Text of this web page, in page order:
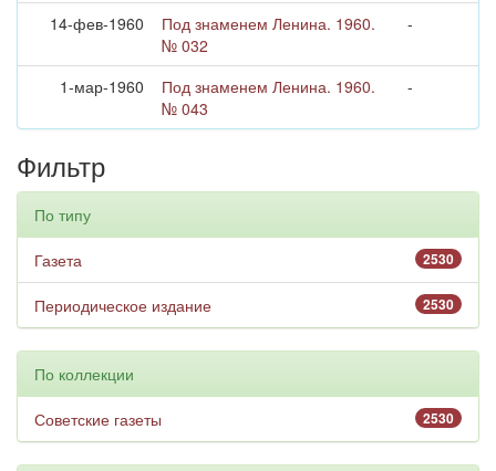
14-фев-1960
Под знаменем Ленина. 1960.
№ 032
-
1-мар-1960
Под знаменем Ленина. 1960.
№ 043
-
Фильтр
По типу
2530
Газета
2530
Периодическое издание
По коллекции
2530
Советские газеты